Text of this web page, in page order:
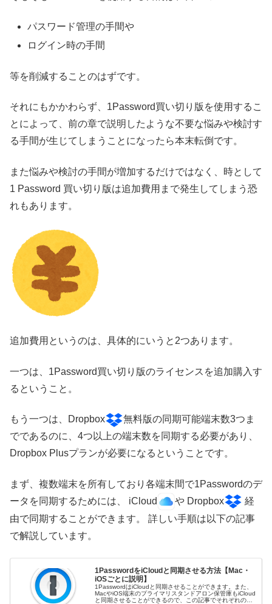
パスワード管理の手間や
ログイン時の手間
等を削減することのはずです。
それにもかかわらず、1Password買い切り版を使用するこ
とによって、前の章で説明したような不要な悩みや検討す
る手間が生じてしまうことになったら本末転倒です。
また悩みや検討の手間が増加するだけではなく、時として
1 Password 買い切り版は追加費用まで発生してしまう恐
れもあります。
追加費用というのは、具体的にいうと2つあります。
一つは、1Password買い切り版のライセンスを追加購入す
るということ。
もう一つは、Dropbox
無料版の同期可能端末数3つま
でであるのに、4つ以上の端末数を同期する必要があり、
Dropbox Plusプランが必要になるということです。
まず、複数端末を所有しており各端末間で1Passwordのデ
ータを同期するためには、 iCloud
や Dropbox
経
由で同期することができます。 詳しい手順は以下の記事
で解説しています。
1PasswordをiCloudと同期させる方法【Mac・
iOSごとに説明】
1PasswordはiCloudと同期させることができます。また、
MacやiOS端末のプライマリスタンドアロン保管庫もiCloud
と同期させることができるので、この記事でそれぞれの手